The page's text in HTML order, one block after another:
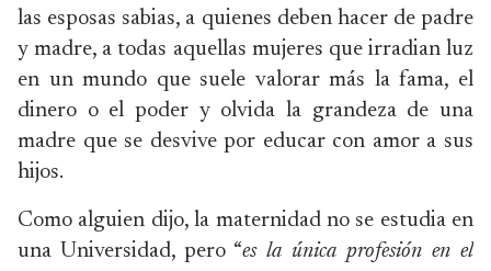
las esposas sabias, a quienes deben hacer de padre
y madre, a todas aquellas mujeres que irradian luz
en un mundo que suele valorar más la fama, el
dinero o el poder y olvida la grandeza de una
madre que se desvive por educar con amor a sus
hijos.
Como alguien dijo, la maternidad no se estudia en
una Universidad, pero “es la única profesión en el